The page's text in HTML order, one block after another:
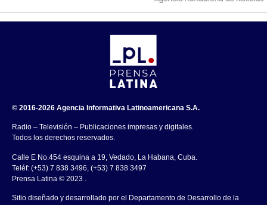
© 2016-2026 Agencia Informativa Latinoamericana S.A.
Radio – Televisión – Publicaciones impresas y digitales.
Todos los derechos reservados.
Calle E No.454 esquina a 19, Vedado, La Habana, Cuba.
Teléf: (+53) 7 838 3496, (+53) 7 838 3497
Prensa Latina © 2023 .
Sitio diseñado y desarrollado por el Departamento de Desarrollo de la